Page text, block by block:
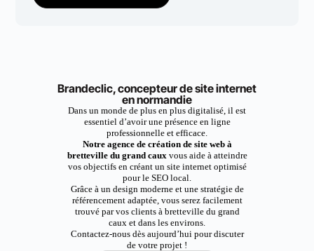
Brandeclic, concepteur de site internet
en normandie
Dans un monde de plus en plus digitalisé, il est
essentiel d’avoir une présence en ligne
professionnelle et efficace.
Notre agence de création de site web à
bretteville du grand cauxvous aide à atteindre
vos objectifs en créant un site internet optimisé
pour le SEO local.
Grâce à un design moderne et une stratégie de
référencement adaptée, vous serez facilement
trouvé par vos clients à bretteville du grand
caux et dans les environs.
Contactez-nous dès aujourd’hui pour discuter
de votre projet !